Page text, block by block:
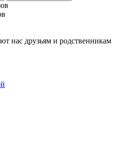
нас друзьям и родственникам